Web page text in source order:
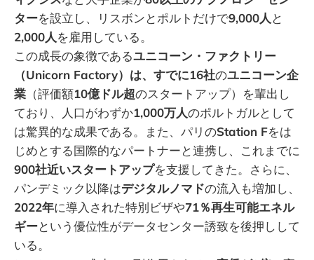
ターを設立し、リスボンとポルトだけで9,000人 と
2,000人を雇用している。
この成長の象徴であるユニコーン・ファクトリー
（Unicorn Factory）は、すでに16社のユニコーン企
業 （評価額10億ドル超のスタートアップ）を輩出し
ており、人口がわずか1,000万人のポルトガルとして
は驚異的な成果である。また、パリのStation Fをは
じめとする国際的なパートナーと連携し、これまでに
900社近いスタートアップを支援してきた。さらに、
パンデミック以降はデジタルノマドの流入も増加し、
2022年に導入された特別ビザや71％再生可能エネル
ギーという優位性がデータセンター誘致を後押しして
いる。